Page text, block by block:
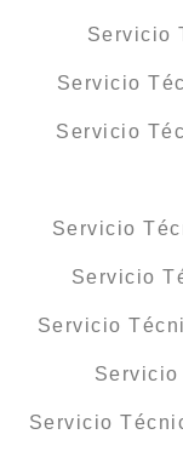
Servicio
Servicio
Servicio
Servicio
Servicio
Servicio
Servicio